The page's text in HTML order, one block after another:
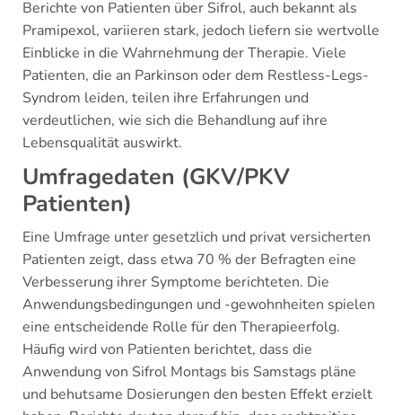
Berichte von Patienten über Sifrol, auch bekannt als
Pramipexol, variieren stark, jedoch liefern sie wertvolle
Einblicke in die Wahrnehmung der Therapie. Viele
Patienten, die an Parkinson oder dem Restless-Legs-
Syndrom leiden, teilen ihre Erfahrungen und
verdeutlichen, wie sich die Behandlung auf ihre
Lebensqualität auswirkt.
Umfragedaten (GKV/PKV
Patienten)
Eine Umfrage unter gesetzlich und privat versicherten
Patienten zeigt, dass etwa 70 % der Befragten eine
Verbesserung ihrer Symptome berichteten. Die
Anwendungsbedingungen und -gewohnheiten spielen
eine entscheidende Rolle für den Therapieerfolg.
Häufig wird von Patienten berichtet, dass die
Anwendung von Sifrol Montags bis Samstags pläne
und behutsame Dosierungen den besten Effekt erzielt